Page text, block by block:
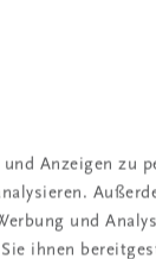
Anzeigen zu
und
ihnen
TRAUNER
Köglstraße
Österreich/
Tel.:+43